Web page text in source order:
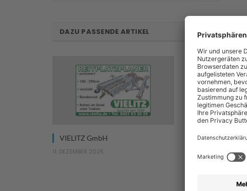
DAZU PASSENDE ARTIKEL
VIELITZ GmbH
11. DEZEMBER 2025
Stefanie Anhard
18. SEPTEMBER 2024